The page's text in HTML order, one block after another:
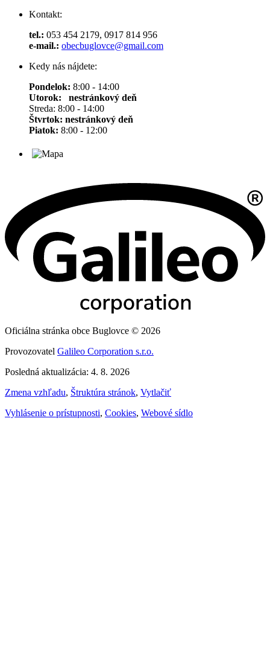
Kontakt:
tel.: 053 454 2179, 0917 814 956
e-mail.: obecbuglovce@gmail.com
Kedy nás nájdete:
Pondelok: 8:00 - 14:00
Utorok: nestránkový deň
Streda: 8:00 - 14:00
Štvrtok: nestránkový deň
Piatok: 8:00 - 12:00
Oficiálna stránka obce Buglovce © 2026
Provozovatel Galileo Corporation s.r.o.
Posledná aktualizácia: 4. 8. 2026
Zmena vzhľadu, Štruktúra stránok, Vytlačiť
Vyhlásenie o prístupnosti, Cookies, Webové sídlo